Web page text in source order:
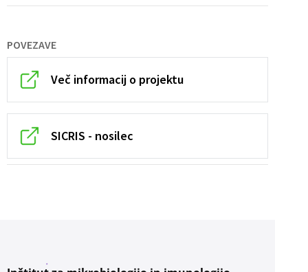
POVEZAVE
Več informacij o projektu
SICRIS - nosilec